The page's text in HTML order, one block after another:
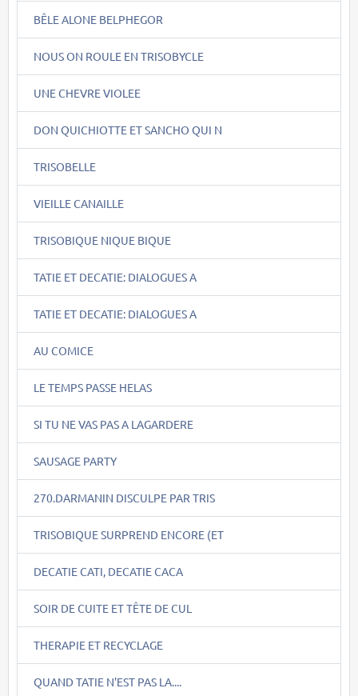
BÊLE ALONE BELPHEGOR
NOUS ON ROULE EN TRISOBYCLE
UNE CHEVRE VIOLEE
DON QUICHIOTTE ET SANCHO QUI N
TRISOBELLE
VIEILLE CANAILLE
TRISOBIQUE NIQUE BIQUE
TATIE ET DECATIE: DIALOGUES A
TATIE ET DECATIE: DIALOGUES A
AU COMICE
LE TEMPS PASSE HELAS
SI TU NE VAS PAS A LAGARDERE
SAUSAGE PARTY
270.DARMANIN DISCULPE PAR TRIS
TRISOBIQUE SURPREND ENCORE (ET
DECATIE CATI, DECATIE CACA
SOIR DE CUITE ET TÊTE DE CUL
THERAPIE ET RECYCLAGE
QUAND TATIE N'EST PAS LA....